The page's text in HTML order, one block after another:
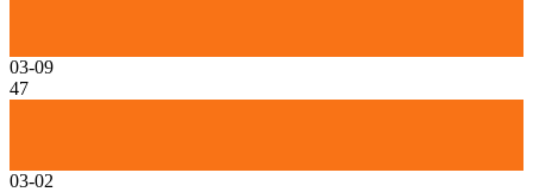
03-09
47
03-02